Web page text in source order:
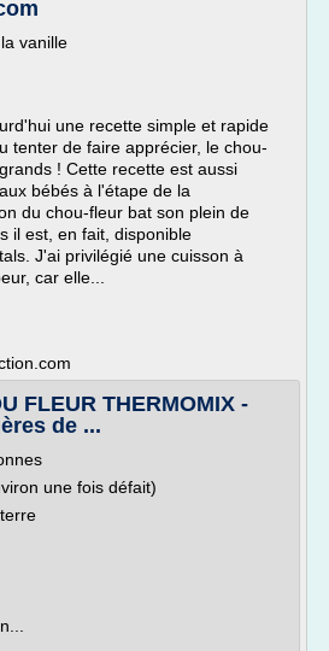
vanille
une recette simple et rapide
tenter de faire apprécier, le chou-
! Cette recette est aussi
bébés à l'étape de la
du chou-fleur bat son plein de
il est, en fait, disponible
J'ai privilégié une cuisson à
car elle...
FLEUR THERMOMIX -
de ...
une fois défait)